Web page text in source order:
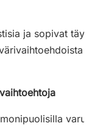
ja sopivat